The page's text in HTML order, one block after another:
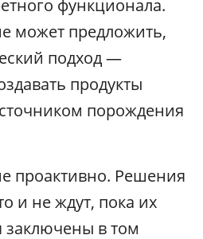
функционала.
может предложить,
подход —
продукты
порождения
проактивно. Решения
и не ждут, пока их
в том